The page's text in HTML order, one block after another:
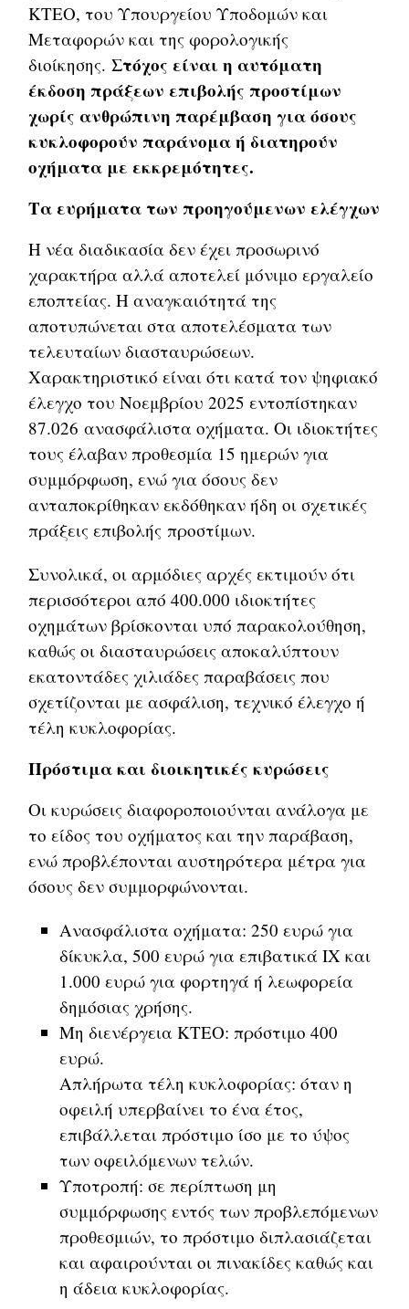
ΚΤΕΟ, του Υπουργείου Υποδομών και
Μεταφορών και της φορολογικής
διοίκησης. Στόχος είναι η αυτόματη
έκδοση πράξεων επιβολής προστίμων
χωρίς ανθρώπινη παρέμβαση για όσους
κυκλοφορούν παράνομα ή διατηρούν
οχήματα με εκκρεμότητες.
Τα ευρήματα των προηγούμενων ελέγχων
Η νέα διαδικασία δεν έχει προσωρινό
χαρακτήρα αλλά αποτελεί μόνιμο εργαλείο
εποπτείας. Η αναγκαιότητά της
αποτυπώνεται στα αποτελέσματα των
τελευταίων διασταυρώσεων.
Χαρακτηριστικό είναι ότι κατά τον ψηφιακό
έλεγχο του Νοεμβρίου 2025 εντοπίστηκαν
87.026 ανασφάλιστα οχήματα. Οι ιδιοκτήτες
τους έλαβαν προθεσμία 15 ημερών για
συμμόρφωση, ενώ για όσους δεν
ανταποκρίθηκαν εκδόθηκαν ήδη οι σχετικές
πράξεις επιβολής προστίμων.
Συνολικά, οι αρμόδιες αρχές εκτιμούν ότι
περισσότεροι από 400.000 ιδιοκτήτες
οχημάτων βρίσκονται υπό παρακολούθηση,
καθώς οι διασταυρώσεις αποκαλύπτουν
εκατοντάδες χιλιάδες παραβάσεις που
σχετίζονται με ασφάλιση, τεχνικό έλεγχο ή
τέλη κυκλοφορίας.
Πρόστιμα και διοικητικές κυρώσεις
Οι κυρώσεις διαφοροποιούνται ανάλογα με
το είδος του οχήματος και την παράβαση,
ενώ προβλέπονται αυστηρότερα μέτρα για
όσους δεν συμμορφώνονται.
Ανασφάλιστα οχήματα: 250 ευρώ για
δίκυκλα, 500 ευρώ για επιβατικά ΙΧ και
1.000 ευρώ για φορτηγά ή λεωφορεία
δημόσιας χρήσης.
Μη διενέργεια ΚΤΕΟ: πρόστιμο 400
ευρώ.
Απλήρωτα τέλη κυκλοφορίας: όταν η
οφειλή υπερβαίνει το ένα έτος,
επιβάλλεται πρόστιμο ίσο με το ύψος
των οφειλόμενων τελών.
Υποτροπή: σε περίπτωση μη
συμμόρφωσης εντός των προβλεπόμενων
προθεσμιών, το πρόστιμο διπλασιάζεται
και αφαιρούνται οι πινακίδες καθώς και
η άδεια κυκλοφορίας.